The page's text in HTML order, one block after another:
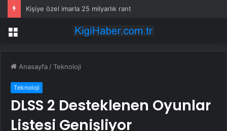
Kişiye özel imarla 25 milyarlık rant
Menü
Anasayfa /Teknoloji
Teknoloji
DLSS 2 Desteklenen Oyunlar
Listesi Genişliyor